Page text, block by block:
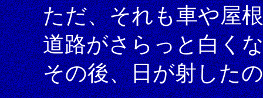
ただ、それも車や屋
道路がさらっと白く
その後、日が射した